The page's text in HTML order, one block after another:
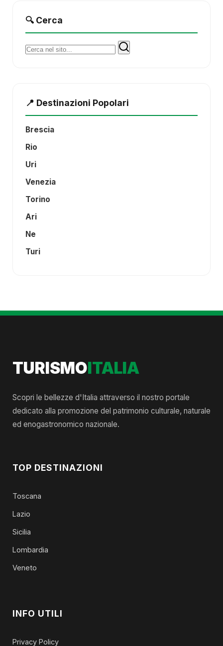
🔍 Cerca
Cerca:
📍 Destinazioni Popolari
Brescia
Rio
Uri
Venezia
Torino
Ari
Ne
Turi
TURISMOITALIA
Scopri le bellezze d'Italia attraverso il nostro portale
dedicato alla promozione del patrimonio culturale, naturale
ed enogastronomico nazionale.
TOP DESTINAZIONI
Toscana
Lazio
Sicilia
Lombardia
Veneto
INFO UTILI
Privacy Policy